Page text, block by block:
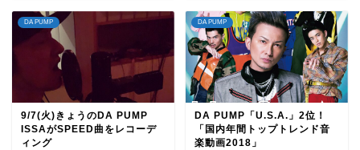
DA PUMP
9/7(火)きょうのDA PUMP
ISSAがSPEED曲をレコーデ
ィング
DA PUMP
DA PUMP「U.S.A.」2位！
「国内年間トップトレンド音
楽動画2018」